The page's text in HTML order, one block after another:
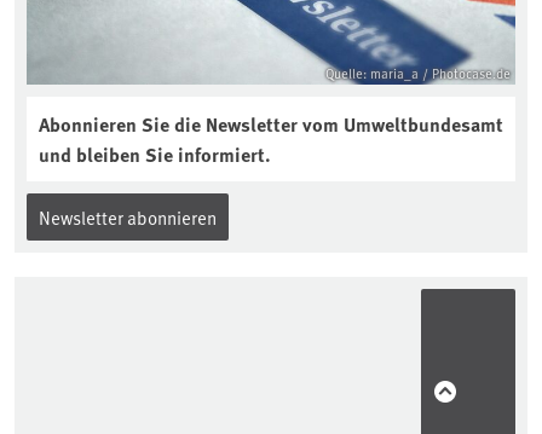
Quelle: maria_a / Photocase.de
Abonnieren Sie die Newsletter vom Umweltbundesamt
und bleiben Sie informiert.
Newsletter abonnieren